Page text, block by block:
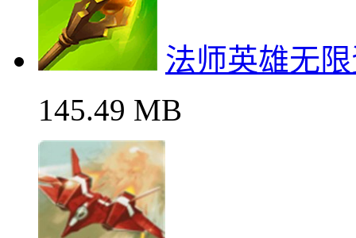
法师英雄无
145.49 MB